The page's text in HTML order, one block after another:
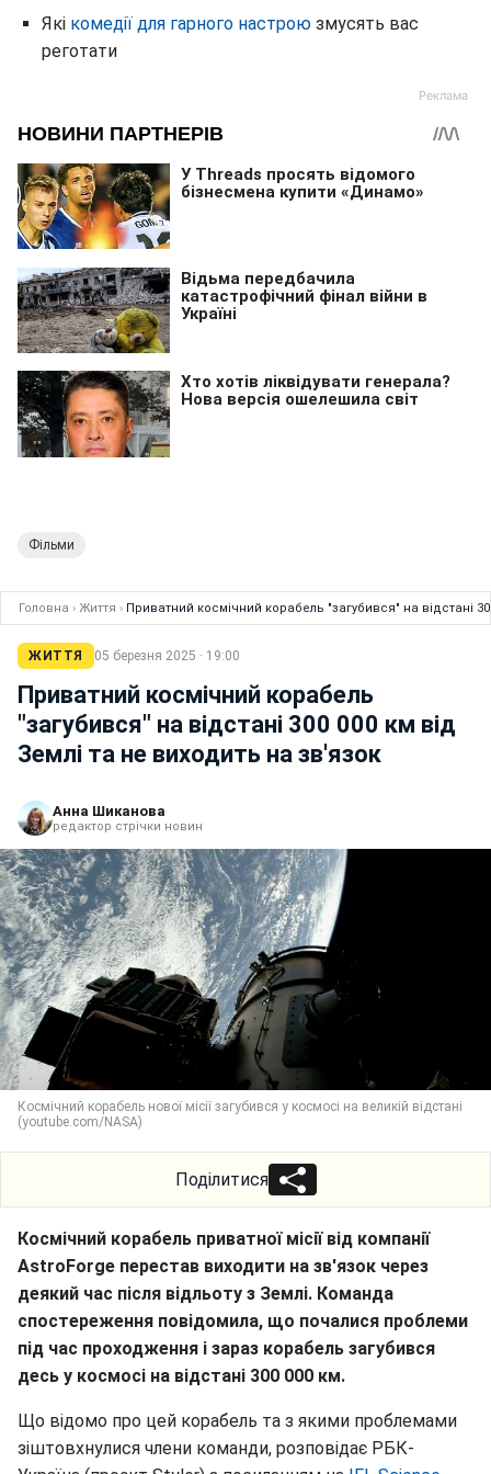
Які комедії для гарного настрою змусять вас
реготати
Фільми
Головна › Життя › Приватний космічний корабель "загубився" на відстані
ЖИТТЯ 05 березня 2025 · 19:00
Приватний космічний корабель
"загубився" на відстані 300 000 км від
Землі та не виходить на зв'язок
Анна Шиканова
редактор стрічки новин
Космічний корабель нової місії загубився у космосі на великій відстані
(youtube.com/NASA)
Поділитися
Космічний корабель приватної місії від компанії
AstroForge перестав виходити на зв'язок через
деякий час після відльоту з Землі. Команда
спостереження повідомила, що почалися проблеми
під час проходження і зараз корабель загубився
десь у космосі на відстані 300 000 км.
Що відомо про цей корабель та з якими проблемами
зіштовхнулися члени команди, розповідає РБК-